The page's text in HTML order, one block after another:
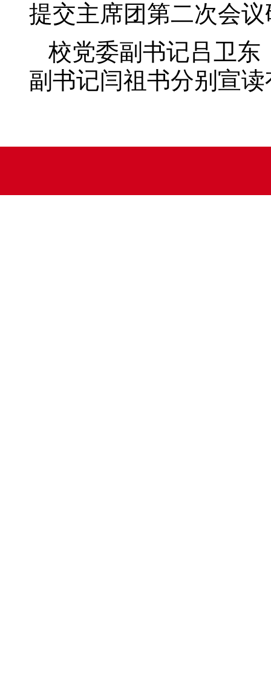
提交主席团第二次会
校党委副书记吕卫东
副书记闫祖书分别宣